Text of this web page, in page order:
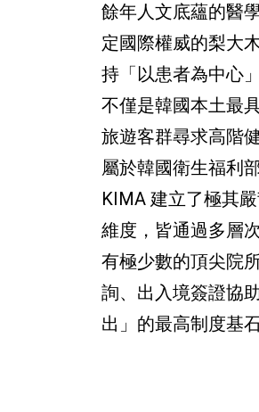
餘年人文底蘊的醫
定國際權威的梨大
持「以患者為中心
不僅是韓國本土最
旅遊客群尋求高階
屬於韓國衛生福利
KIMA 建立了極其
維度，皆通過多層
有極少數的頂尖院
詢、出入境簽證協
出」的最高制度基石